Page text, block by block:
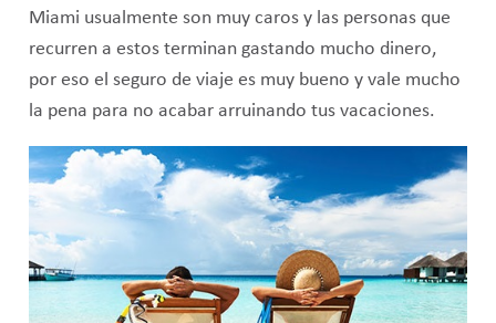
Miami usualmente son muy caros y las personas que
recurren a estos terminan gastando mucho dinero,
por eso el seguro de viaje es muy bueno y vale mucho
la pena para no acabar arruinando tus vacaciones.